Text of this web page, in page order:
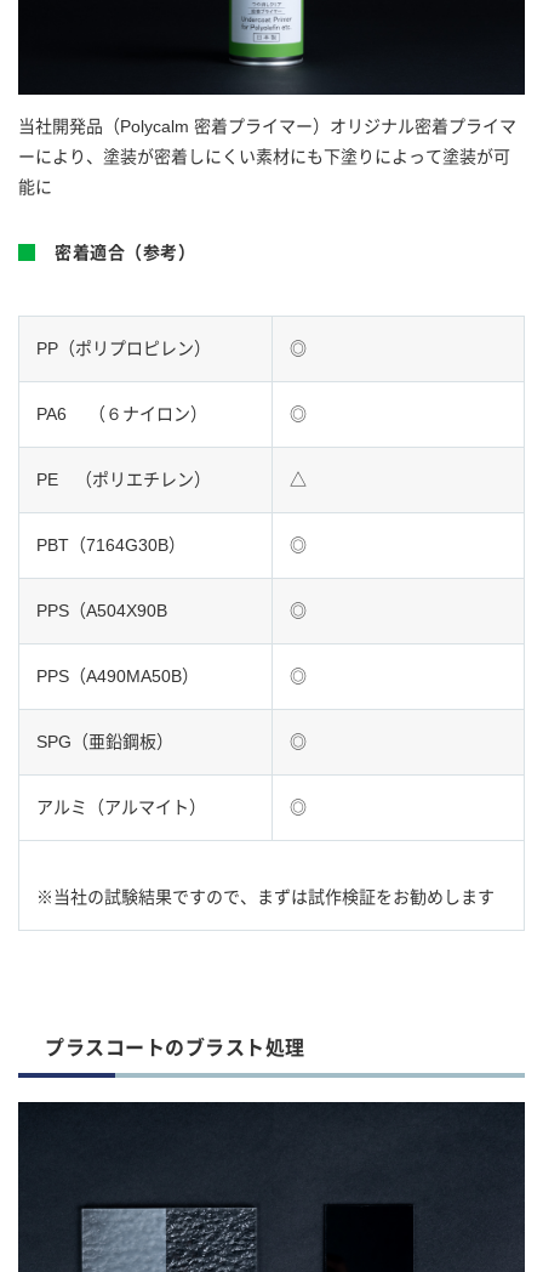
当社開発品（Polycalm 密着プライマー）オリジナル密着プライマ
ーにより、塗装が密着しにくい素材にも下塗りによって塗装が可
能に
密着適合（参考）
PP（ポリプロピレン） ◎
PA6 （６ナイロン） ◎
PE （ポリエチレン） △
PBT（7164G30B） ◎
PPS（A504X90B ◎
PPS（A490MA50B） ◎
SPG（亜鉛鋼板） ◎
アルミ（アルマイト） ◎
※当社の試験結果ですので、まずは試作検証をお勧めします
プラスコートのブラスト処理